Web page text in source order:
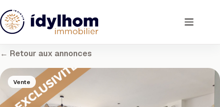
au
contenu
← Retour aux annonces
Vente